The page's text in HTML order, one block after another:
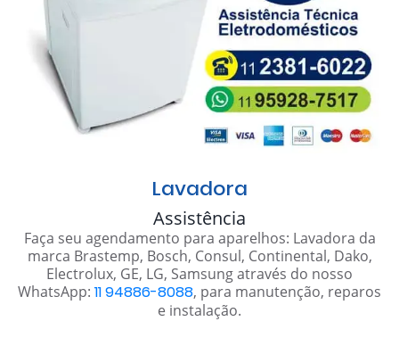
Lavadora
Assistência
Faça seu agendamento para aparelhos: Lavadora da
marca Brastemp, Bosch, Consul, Continental, Dako,
Electrolux, GE, LG, Samsung através do nosso
WhatsApp: 11 94886-8088, para manutenção, reparos
e instalação.